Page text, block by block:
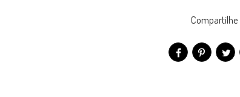
Compartilhe